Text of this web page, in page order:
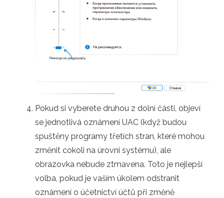
Pokud si vyberete druhou z dolní části, objeví
se jednotlivá oznámení UAC (když budou
spuštěny programy třetích stran, které mohou
změnit cokoli na úrovni systému), ale
obrazovka nebude ztmavena. Toto je nejlepší
volba, pokud je vaším úkolem odstranit
oznámení o účetnictví účtů při změně